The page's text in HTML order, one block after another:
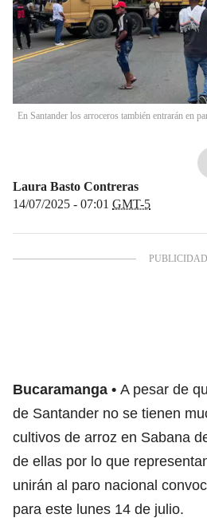
En Santander los arroceros también entrarán en
Laura Basto Contreras
14/07/2025 - 07:01 GMT-5
Bucaramanga
A pesar de
de Santander no se tienen
cultivos de arroz en Sabana
de ellas por lo que
unirán al paro nacional
para este lunes 14 de julio.